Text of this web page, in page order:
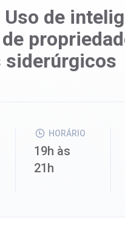
Uso de
siderúrgicos
HORÁRIO
19h às
21h